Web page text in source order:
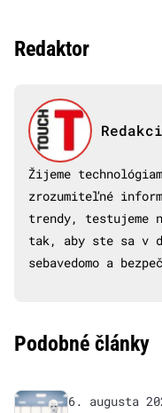
Redaktor
Žijeme
zrozumiteľné
trendy, testujeme
tak, aby ste sa v
sebavedomo a
Podobné články
6. augusta